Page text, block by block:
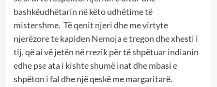
bashkëudhëtarin në këto udhëtime të
mistershme. Të qenit njeri dhe me virtyte
njerëzore te kapiden Nemoja e tregon dhe xhesti i
tij, që ai vë jetën në rrezik për të shpëtuar indianin
edhe pse ata i kishte shumë inat dhe mbasi e
shpëton i fal dhe një qeskë me margaritarë.